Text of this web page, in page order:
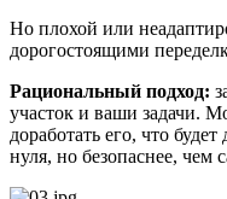
Но плохой или
дорогостоящими
Рациональный подход:
участок и ваши задачи.
доработать его, что
нуля, но безопаснее, чем